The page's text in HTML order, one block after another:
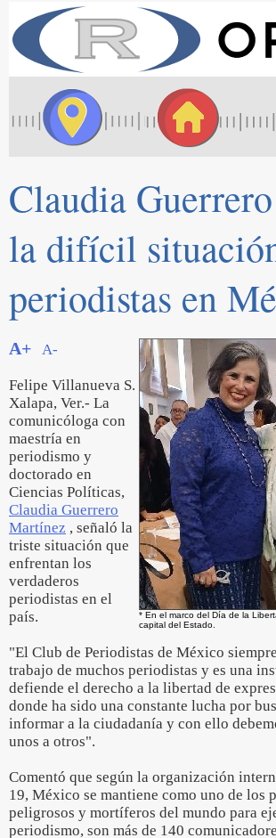
Claudia
la difícil
periodistas en
* En el marco del Día de la
capital del Estado.
A+ A-
Felipe Villanueva S.
Xalapa, Ver.- La
comunicóloga con
maestría en
periodismo y
doctorado en
Ciencias Políticas,
Claudia Guerrero
Martínez , señaló la
triste situación que
enfrentan los
verdaderos
periodistas en el
país.
"El Club de Periodistas de México
trabajo de muchos periodistas y es una
defiende el derecho a la libertad de
donde ha sido una constante lucha por
informar a la ciudadanía y con ello
unos a otros".
Comentó que según la organización
19, México se mantiene como uno de los
peligrosos y mortíferos del mundo para
periodismo, son más de 140